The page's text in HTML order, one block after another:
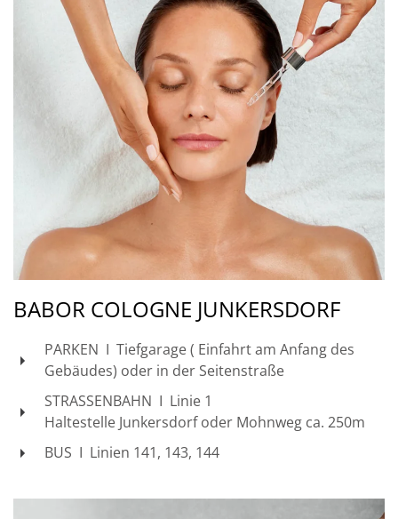
BABOR COLOGNE JUNKERSDORF
PARKEN I Tiefgarage ( Einfahrt am Anfang des
Gebäudes) oder in der Seitenstraße
STRASSENBAHN I Linie 1
Haltestelle Junkersdorf oder Mohnweg ca. 250m
BUS I Linien 141, 143, 144